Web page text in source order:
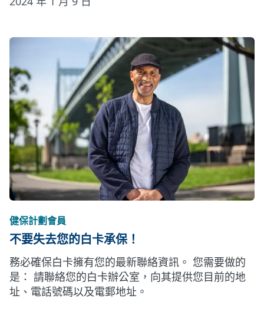
健保計劃會員
不要失去您的白卡承保！
務必確保白卡擁有您的最新聯絡資訊。 您需要做的
是： 請聯絡您的白卡辦公室，向其提供您目前的地
址、電話號碼以及電郵地址。